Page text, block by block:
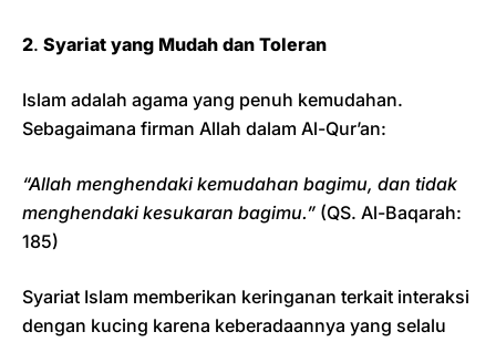
2. Syariat yang Mudah dan Toleran
Islam adalah agama yang penuh kemudahan.
Sebagaimana firman Allah dalam Al-Qur’an:
“Allah menghendaki kemudahan bagimu, dan tidak
menghendaki kesukaran bagimu.” (QS. Al-Baqarah:
185)
Syariat Islam memberikan keringanan terkait interaksi
dengan kucing karena keberadaannya yang selalu